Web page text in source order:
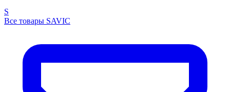
S
Все товары SAVIC